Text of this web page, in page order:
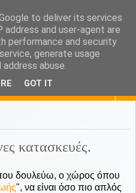
you...tea
κατασκευές.
δουλεύω, ο χώρος όπου
", να είναι όσο πιο απλός
to deliver its services
address and user-agent are
performance and security
generate usage
abuse.
GOT IT